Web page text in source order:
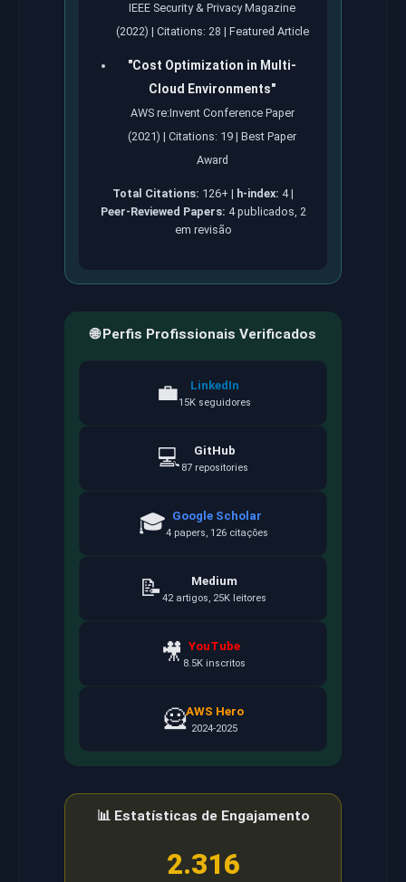
IEEE Security & Privacy Magazine
(2022) | Citations: 28 | Featured Article
"Cost Optimization in Multi-
Cloud Environments"
AWS re:Invent Conference Paper
(2021) | Citations: 19 | Best Paper
Award
Total Citations: 126+ | h-index: 4 |
Peer-Reviewed Papers: 4 publicados, 2
em revisão
🌐 Perfis Profissionais Verificados
💼 LinkedIn
15K seguidores
💻 GitHub
87 repositories
🎓 Google Scholar
4 papers, 126 citações
📝 Medium
42 artigos, 25K leitores
🎥 YouTube
8.5K inscritos
🦸AWS Hero
2024-2025
📊 Estatísticas de Engajamento
2.316